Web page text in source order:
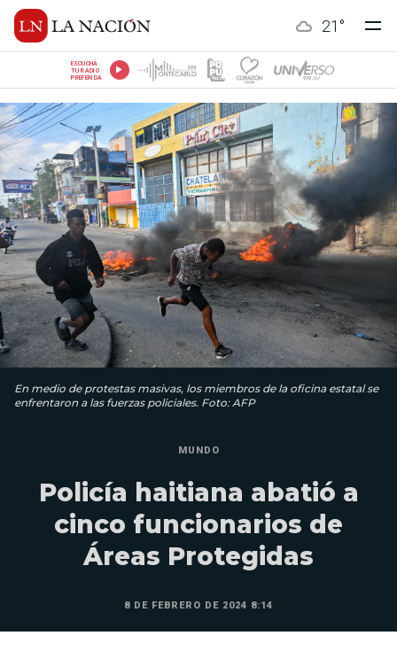
21 °
ESCUCHÁ
TU RADIO
PREFERIDA
En medio de protestas masivas, los miembros de la oficina estatal se
enfrentaron a las fuerzas policiales. Foto: AFP
MUNDO
Policía haitiana abatió a
cinco funcionarios de
Áreas Protegidas
8 DE FEBRERO DE 2024 8:14